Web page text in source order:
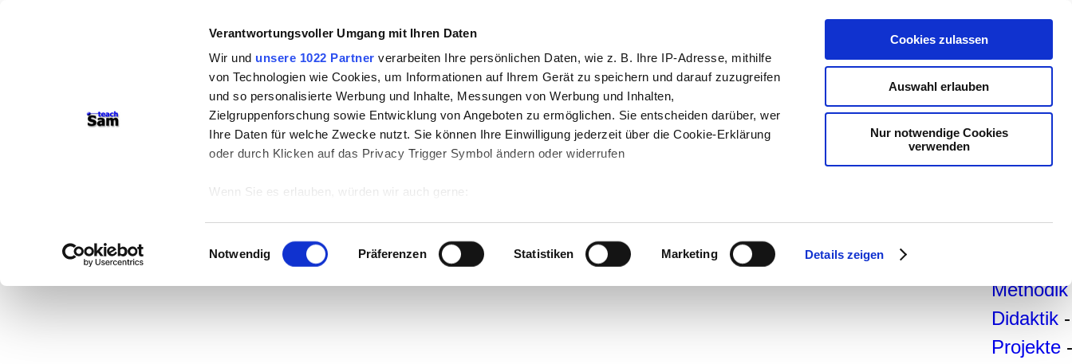
Verantwortungsvoller Umgang mit Ihren Daten
Wir und unsere 1022 Partner verarbeiten Ihre persönlichen Daten, wie z. B. Ihre IP-Adresse, mithilfe
von Technologien wie Cookies, um Informationen auf Ihrem Gerät zu speichern und darauf zuzugreifen
und so personalisierte Werbung und Inhalte, Messungen von Werbung und Inhalten,
Zielgruppenforschung sowie Entwicklung von Angeboten zu ermöglichen. Sie entscheiden darüber, wer
Ihre Daten für welche Zwecke nutzt. Sie können Ihre Einwilligung jederzeit über die Cookie-Erklärung
oder durch Klicken auf das Privacy Trigger Symbol ändern oder widerrufen
Wenn Sie es erlauben, würden wir auch gerne:
Ihr Gerät durch aktives Scannen nach bestimmten Merkmalen (Fingerprinting) identifizieren
Erfahren Sie mehr darüber, wie Ihre persönlichen Daten verarbeitet werden, und legen Sie Ihre
Präferenzen imAbschnitt Einzelheitenfest.
Einwilligungsauswahl
Notwendig Präferenzen Statistiken Marketing Details zeigen
Cookies zulassen
Auswahl erlauben
Nur notwendige Cookies
verwenden
-Deutsch
Didaktik -
Projekte